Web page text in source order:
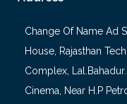
Change Of Name Ad
House, Rajasthan
Complex,
Cinema, Near H.P